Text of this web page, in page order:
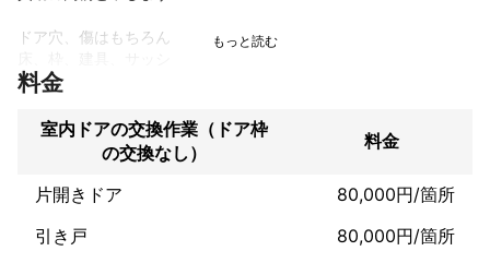
ドア穴、傷はもちろん
サイディング、タイル
洗面ボウル塗装、浴槽塗装など
幅広く対応可能です！
参考写真を見て頂き
料金
室内ドアの交換作業（ドア枠
の交換なし）
料金
片開きドア
80,000円/箇所
引き戸
80,000円/箇所